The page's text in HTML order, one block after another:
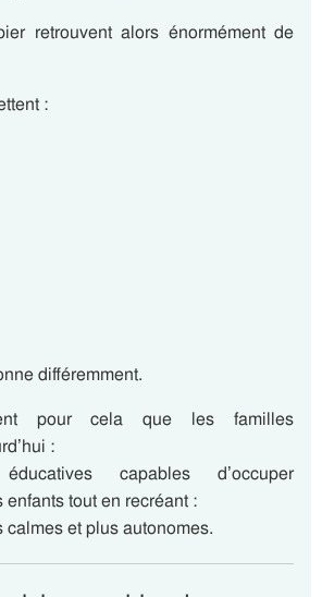
retrouvent alors énormément de
:
différemment.
pour cela que les familles
:
capables d’occuper
tout en recréant :
calmes et plus autonomes.